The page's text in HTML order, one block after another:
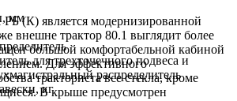
(К) является модернизированной
внешне трактор 80.1 выглядит более
большой комфортабельной кабиной
Для эффективного
тракториста все стекла, кроме
В крыше предусмотрен
мм
для трехточечного подвеса и
распределитель
кг